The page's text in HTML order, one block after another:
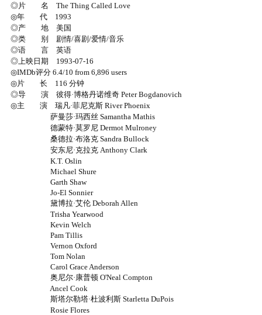
◎片 名 The Thing Called Love
◎年 代 1993
◎产 地 美国
◎类 别 剧情/喜剧/爱情/音乐
◎语 言 英语
◎上映日期 1993-07-16
◎IMDb评分 6.4/10 from 6,896 users
◎片 长 116 分钟
◎导 演 彼得·博格丹诺维奇 Peter Bogdanovich
◎主 演 瑞凡·菲尼克斯 River Phoenix
萨曼莎·玛西丝 Samantha Mathis
德蒙特·莫罗尼 Dermot Mulroney
桑德拉·布洛克 Sandra Bullock
安东尼·克拉克 Anthony Clark
K.T. Oslin
Michael Shure
Garth Shaw
Jo-El Sonnier
黛博拉·艾伦 Deborah Allen
Trisha Yearwood
Kevin Welch
Pam Tillis
Vernon Oxford
Tom Nolan
Carol Grace Anderson
奥尼尔·康普顿 O'Neal Compton
Ancel Cook
斯塔尔勒塔·杜波利斯 Starletta DuPois
Rosie Flores